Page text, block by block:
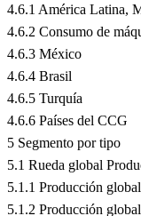
4.6.1 América Latina,
4.6.2 Consumo de
4.6.3 México
4.6.4 Brasil
4.6.5 Turquía
4.6.6 Países del CCG
5 Segmento por tipo
5.1 Rueda global
5.1.1 Producción
5.1.2 Producción